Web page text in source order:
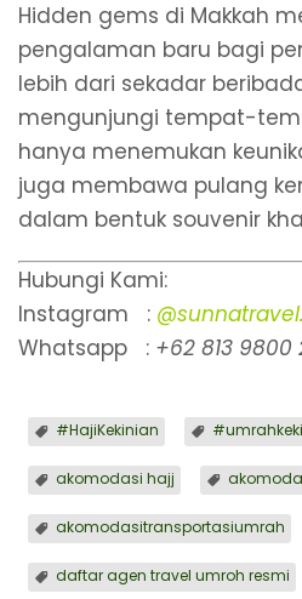
Hidden gems di Makkah
pengalaman baru bagi
lebih dari sekadar
mengunjungi tempat-
hanya menemukan
juga membawa pulang
dalam bentuk souvenir
Hubungi Kami:
Instagram :
Whatsapp : +62 813 9800
#HajiKekinian
akomodasi hajj
akomodasitransportasiumrah
⁠daftar agen travel umroh resmi